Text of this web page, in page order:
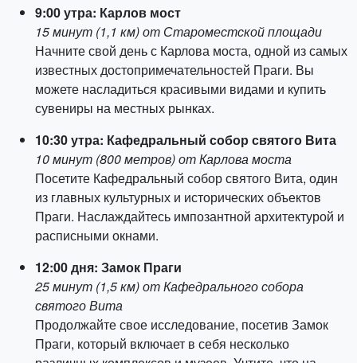
9:00 утра: Карлов мост
15 минут (1,1 км) от Староместской площади
Начните свой день с Карлова моста, одной из самых
известных достопримечательностей Праги. Вы
можете насладиться красивыми видами и купить
сувениры на местных рынках.
10:30 утра: Кафедральный собор святого Вита
10 минут (800 метров) от Карлова моста
Посетите Кафедральный собор святого Вита, один
из главных культурных и исторических объектов
Праги. Наслаждайтесь импозантной архитектурой и
расписными окнами.
12:00 дня: Замок Праги
25 минут (1,5 км) от Кафедрального собора
святого Вита
Продолжайте свое исследование, посетив Замок
Праги, который включает в себя несколько